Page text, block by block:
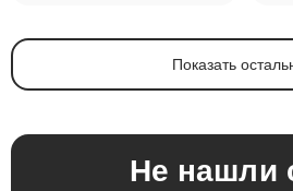
Показать
Не нашли